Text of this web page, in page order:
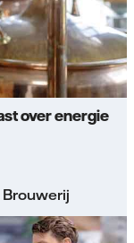
over energie